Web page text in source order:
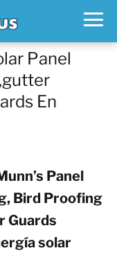
Panel
En
Panel
Bird Proofing
Guards
solar